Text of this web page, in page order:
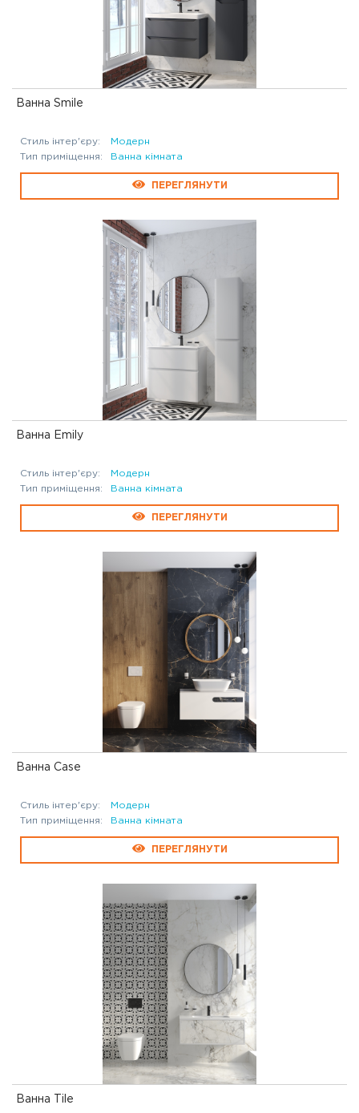
Ванна Smile
Стиль інтер'єру:
Модерн
Тип приміщення:
Ванна кімната
ПЕРЕГЛЯНУТИ
Ванна Emily
Стиль інтер'єру:
Модерн
Тип приміщення:
Ванна кімната
ПЕРЕГЛЯНУТИ
Ванна Case
Стиль інтер'єру:
Модерн
Тип приміщення:
Ванна кімната
ПЕРЕГЛЯНУТИ
Ванна Tile